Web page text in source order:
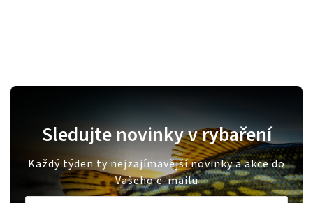
Sledujte novinky v rybaření
Každý týden ty nejzajímavější novinky a akce do
Vašeho e-mailu